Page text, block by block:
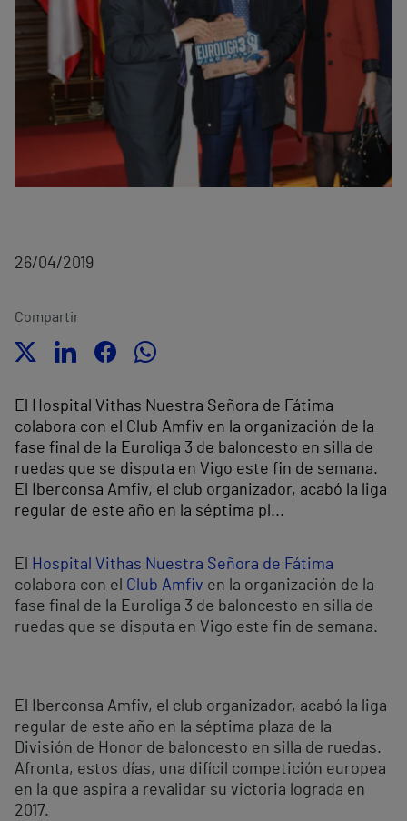
26/04/2019
Compartir
El Hospital Vithas Nuestra Señora de Fátima
colabora con el Club Amfiv en la organización de la
fase final de la Euroliga 3 de baloncesto en silla de
ruedas que se disputa en Vigo este fin de semana.
El Iberconsa Amfiv, el club organizador, acabó la liga
regular de este año en la séptima pl...
El
Hospital Vithas Nuestra Señora de Fátima
colabora con el Club Amfiv en la organización de la
fase final de la Euroliga 3 de baloncesto en silla de
ruedas que se disputa en Vigo este fin de semana.
El Iberconsa Amfiv, el club organizador, acabó la liga
regular de este año en la séptima plaza de la
División de Honor de baloncesto en silla de ruedas.
Afronta, estos días, una difícil competición europea
en la que aspira a revalidar su victoria lograda en
2017.